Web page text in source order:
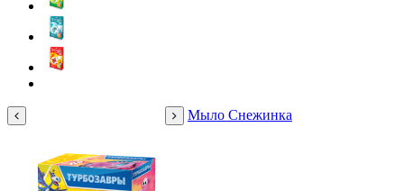
Мыло Снежинка